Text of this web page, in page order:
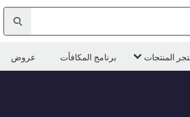
المنتجات برنامج المكافأت عروض